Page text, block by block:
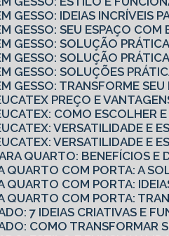
GESSO: IDEIAS INCRÍVEIS
GESSO: SEU ESPAÇO
GESSO: SOLUÇÃO
GESSO: SOLUÇÃO
GESSO: SOLUÇÕES
GESSO: TRANSFORME
PREÇO E
COMO ESCOLHER
VERSATILIDADE E
VERSATILIDADE E
QUARTO: BENEFÍCIOS E
QUARTO COM PORTA: A
QUARTO COM PORTA:
QUARTO COM PORTA:
7 IDEIAS CRIATIVAS E
COMO